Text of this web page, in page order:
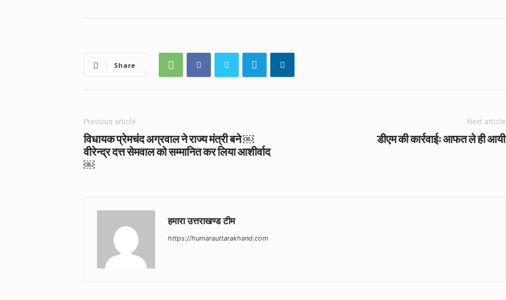
Share
Previous article
विधायक प्रेमचंद अग्रवाल ने राज्य मंत्री बने ￼
वीरेन्द्र दत्त सेमवाल को सम्मानित कर लिया आशीर्वाद
￼
Next article
डीएम की कार्रवाईः आफत ले ही आयी
हमारा उत्तराखण्ड टीम
https://humarauttarakhand.com